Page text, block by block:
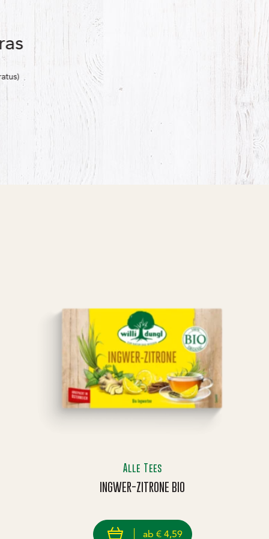
Alle Tees
INGWER-ZITRONE BIO
view product
ab € 4,59